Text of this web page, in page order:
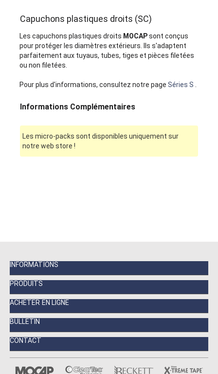
Capuchons plastiques droits (SC)
Les capuchons plastiques droits MOCAPsont conçus
pour protéger les diamètres extérieurs. Ils s'adaptent
parfaitement aux tuyaus, tubes, tiges et pièces filetées
ou non filetées.
Pour plus d'informations, consultez notre pageSéries S
Informations Complémentaires
Les micro-packs sont disponibles uniquement sur
notre web store !
INFORMATIONS
PRODUITS
ACHETER EN LIGNE
BULLETIN
CONTACT